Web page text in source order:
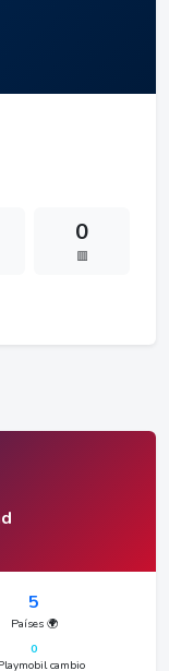
0
🟥
5
Países 🌍
0
cambio